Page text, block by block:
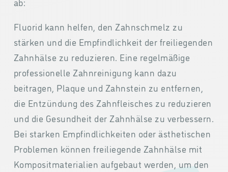
Fluorid kann helfen, den Zahnschmelz zu
stärken und die Empfindlichkeit der freiliegenden
Zahnhälse zu reduzieren. Eine regelmäßige
professionelle Zahnreinigung kann dazu
beitragen, Plaque und Zahnstein zu entfernen,
die Entzündung des Zahnfleisches zu reduzieren
und die Gesundheit der Zahnhälse zu verbessern.
Bei starken Empfindlichkeiten oder ästhetischen
Problemen können freiliegende Zahnhälse mit
Kompositmaterialien aufgebaut werden, um den